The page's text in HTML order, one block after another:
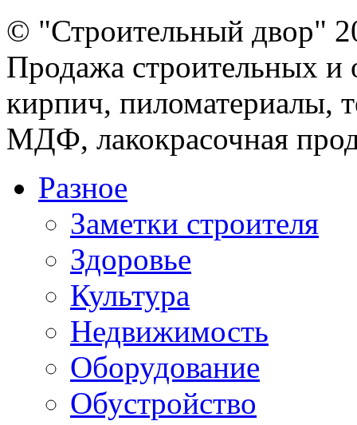
© "Строительный двор"
Продажа строительных и
кирпич, пиломатериалы,
МДФ, лакокрасочная
Разное
Заметки строителя
Здоровье
Культура
Недвижимость
Оборудование
Обустройство